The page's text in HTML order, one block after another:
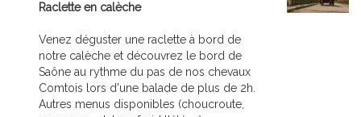
Raclette en calèche
Venez déguster une raclette à bord de
notre calèche et découvrez le bord de
Saône au rythme du pas de nos chevaux
Comtois lors d'une balade de plus de 2h.
Autres menus disponibles (choucroute,